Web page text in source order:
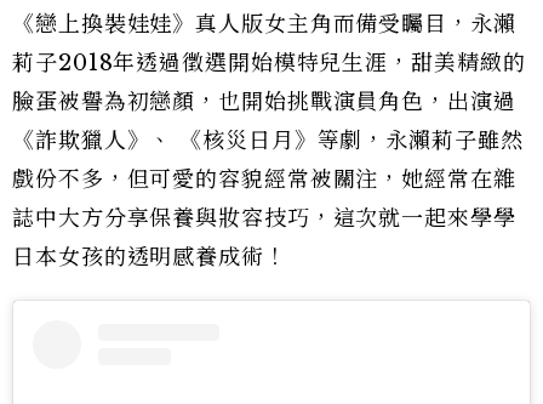
《戀上換裝娃娃》真人版女主角而備受矚目，永瀨
莉子2018年透過徵選開始模特兒生涯，甜美精緻的
臉蛋被譽為初戀顏，也開始挑戰演員角色，出演過
《詐欺獵人》、 《核災日月》等劇，永瀨莉子雖然
戲份不多，但可愛的容貌經常被關注，她經常在雜
誌中大方分享保養與妝容技巧，這次就一起來學學
日本女孩的透明感養成術！